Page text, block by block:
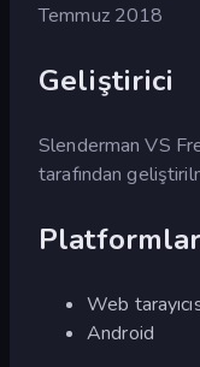
Temmuz 2018
Geliştirici
Slenderman VS
tarafından
Platformlar
Web
Android